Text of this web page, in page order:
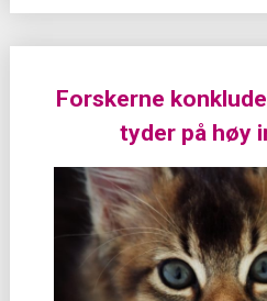
Forskerne
tyder på høy